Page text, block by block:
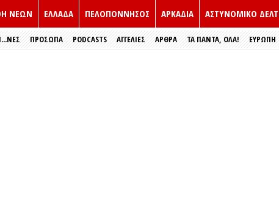
ΝΕΩΝ ΕΛΛΑΔΑ ΠΕΛΟΠΟΝΝΗΣΟΣ ΑΡΚΑΔΙΑ ΑΣΤΥΝΟΜΙΚΟ
ΠΡΌΣΩΠΑ PODCASTS ΑΓΓΕΛΙΕΣ ΑΡΘΡΑ ΤΑ ΠΑΝΤΑ, ΟΛΑ! ΕΥΡΏΠΗ